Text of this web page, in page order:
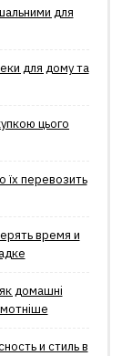
для
для дому та
цього
їх перевозить
время и
домашні
и стиль в